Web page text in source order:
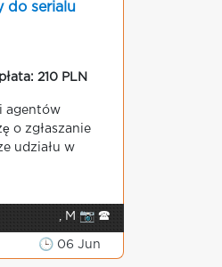
do serialu
210 PLN
agentów
o zgłaszanie
udziału w
, M 📷 🕿
🕒 06 Jun